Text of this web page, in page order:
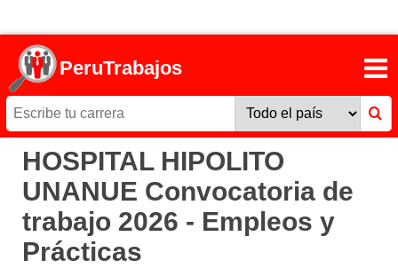
PeruTrabajos
HOSPITAL HIPOLITO
UNANUE Convocatoria de
trabajo 2026 - Empleos y
Prácticas